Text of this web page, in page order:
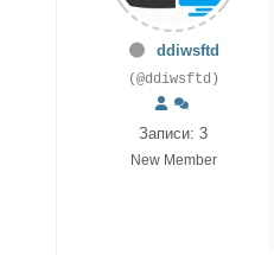
ddiwsftd
(@ddiwsftd)
Записи: 3
New Member